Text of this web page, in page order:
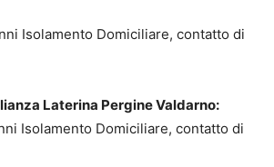
Isolamento Domiciliare, contatto di
Laterina Pergine Valdarno:
Isolamento Domiciliare, contatto di